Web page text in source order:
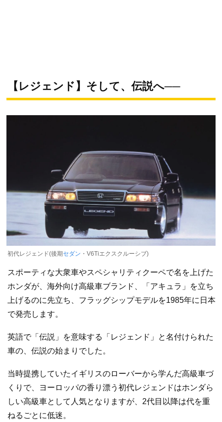
【レジェンド】そして、伝説へ──
初代レジェンド(後期セダン ・V6Tiエクスクルーシブ)
スポーティな大衆車やスペシャリティクーペで名を上げた
ホンダが、海外向け高級車ブランド、「アキュラ」を立ち
上げるのに先立ち、フラッグシップモデルを1985年に日本
で発売します。
英語で「伝説」を意味する「レジェンド」と名付けられた
車の、伝説の始まりでした。
当時提携していたイギリスのローバーから学んだ高級車づ
くりで、ヨーロッパの香り漂う初代レジェンドはホンダら
しい高級車として人気となりますが、2代目以降は代を重
ねるごとに低迷。